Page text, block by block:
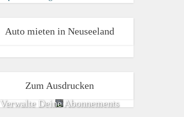
Auto mieten in Neuseeland
Zum Ausdrucken
Verwalte Deine Abonnements